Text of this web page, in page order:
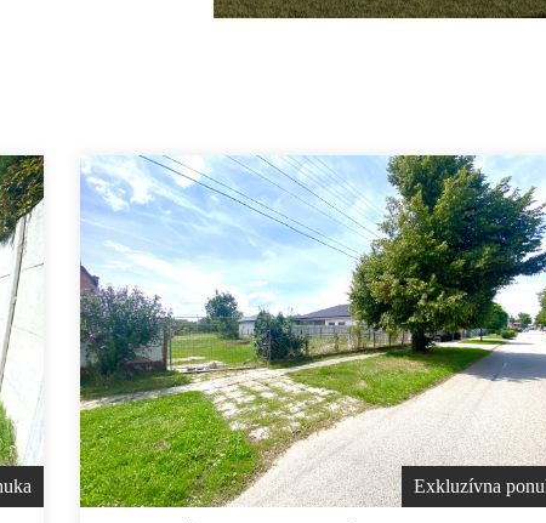
Exkluzívna